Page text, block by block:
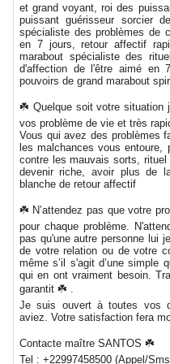
et grand voyant, roi des
puissant guérisseur sorcier
spécialiste des problèmes de
en 7 jours, retour affectif
marabout spécialiste des
d'affection de l'être aimé en
pouvoirs de grand marabout
☘️ Quelque soit votre situation
vos problème de vie et très
Vous qui avez des problèmes
les malchances vous entoure,
contre les mauvais sorts, rituel
devenir riche, avoir plus de
blanche de retour affectif
☘️ N’attendez pas que votre
pour chaque problème.
pas qu'une autre personne lui
de votre relation ou de votre
même s’il s'agit d’une simple
qui en ont vraiment besoin.
garantit ☘️ .
Je suis ouvert à toutes vos
aviez. Votre satisfaction fera
Contacte maître SANTOS ☘️
Tel : +22997458500 (Appel/